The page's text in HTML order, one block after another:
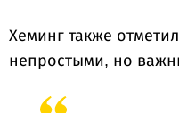
Хеминг также
непростыми, но